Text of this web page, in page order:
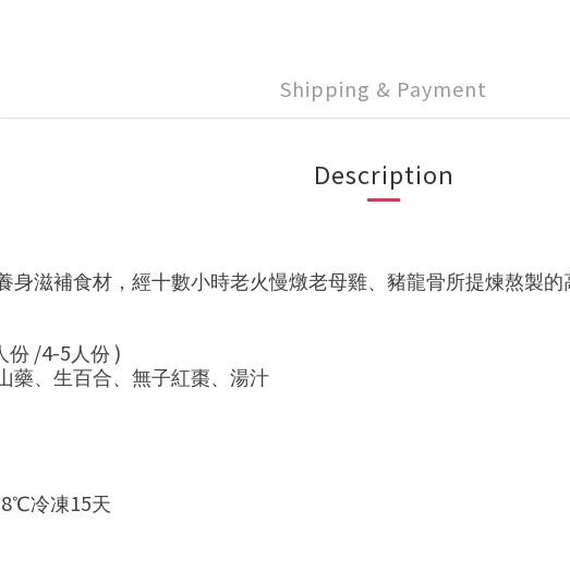
Shipping & Payment
Description
身滋補食材，經十數小時老火慢燉老母雞、豬龍骨所提煉熬製
份 /4-5 人份 )
藥、生百合、無子紅棗、湯汁
℃冷凍15天